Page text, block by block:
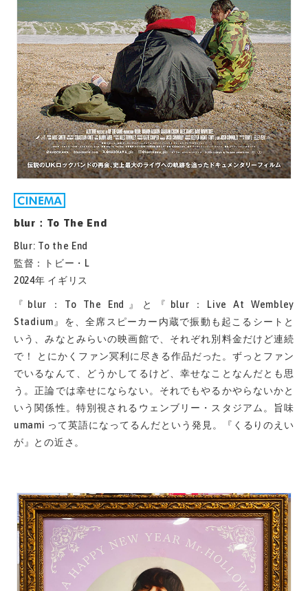
blur：To The End
Blur: To the End
監督：トビー・L
2024年 イギリス
『blur：To The End』と『blur：Live At Wembley
Stadium』を、全席スピーカー内蔵で振動も起こるシートと
いう、みなとみらいの映画館で、それぞれ別料金だけど連続
で！ とにかくファン冥利に尽きる作品だった。ずっとファン
でいるなんて、どうかしてるけど、幸せなことなんだとも思
う。正論では幸せにならない。それでもやるかやらないかと
いう関係性。特別視されるウェンブリー・スタジアム。旨味
umami って英語になってるんだという発見。『くるりのえい
が』との近さ。